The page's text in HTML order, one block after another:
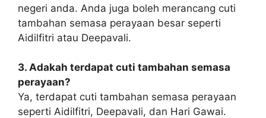
negeri anda. Anda juga boleh merancang cuti
tambahan semasa perayaan besar seperti
Aidilfitri atau Deepavali.
3. Adakah terdapat cuti tambahan semasa
perayaan?
Ya, terdapat cuti tambahan semasa perayaan
seperti Aidilfitri, Deepavali, dan Hari Gawai.